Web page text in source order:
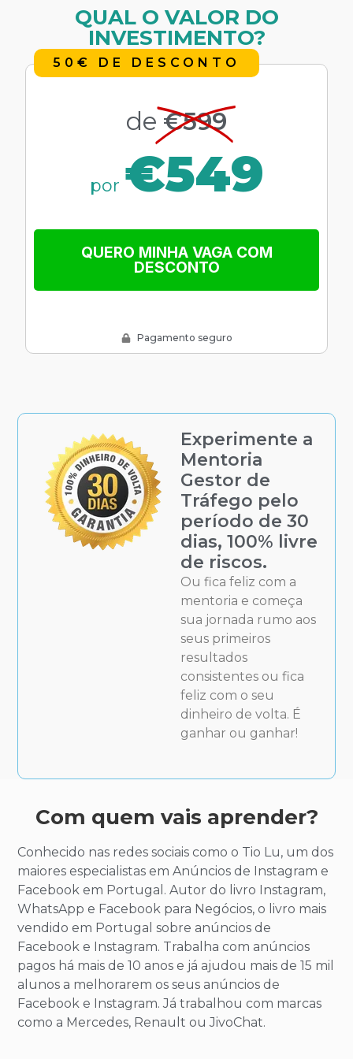
QUAL O VALOR DO
INVESTIMENTO?
50€ DE DESCONTO
de€599
por €549
QUERO MINHA VAGA COM
DESCONTO
Pagamento seguro
Experimente a
Mentoria
Gestor de
Tráfego pelo
período de 30
dias, 100% livre
de riscos.
Ou fica feliz com a
mentoria e começa
sua jornada rumo aos
seus primeiros
resultados
consistentes ou fica
feliz com o seu
dinheiro de volta. É
ganhar ou ganhar!
Com quem vais aprender?
Conhecido nas redes sociais como o Tio Lu, um dos
maiores especialistas em Anúncios de Instagram e
Facebook em Portugal. Autor do livro Instagram,
WhatsApp e Facebook para Negócios, o livro mais
vendido em Portugal sobre anúncios de
Facebook e Instagram. Trabalha com anúncios
pagos há mais de 10 anos e já ajudou mais de 15 mil
alunos a melhorarem os seus anúncios de
Facebook e Instagram. Já trabalhou com marcas
como a Mercedes, Renault ou JivoChat.